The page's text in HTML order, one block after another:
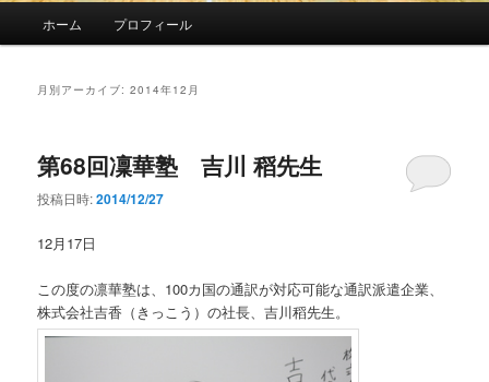
ホーム プロフィール
月別アーカイブ:2014年12月
第68回凜華塾 吉川 稻先生
投稿日時:2014/12/27
12月17日
この度の凛華塾は、100カ国の通訳が対応可能な通訳派遣企業、
株式会社吉香（きっこう）の社長、吉川稻先生。